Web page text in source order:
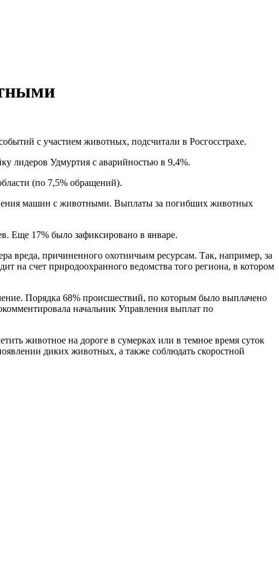
с участием животных, подсчитали в Росгосстрахе.
лидеров Удмуртия с аварийностью в 9,4%.
(по 7,5% обращений).
машин с животными. Выплаты за погибших животных
Еще 17% было зафиксировано в январе.
вреда, причиненного охотничьим ресурсам. Так, например, за
на счет природоохранного ведомства того региона, в котором
Порядка 68% происшествий, по которым было выплачено
начальник Управления выплат по
животное на дороге в сумерках или в темное время суток
диких животных, а также соблюдать скоростной